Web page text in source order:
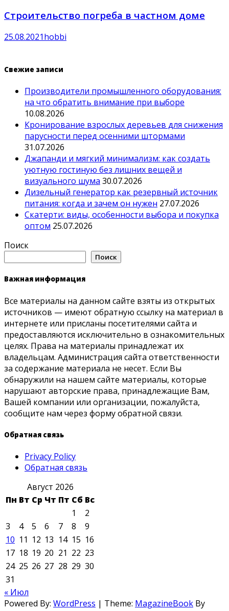
Строительство погреба в частном доме
25.08.2021hobbi
Свежие записи
Производители промышленного оборудования:
на что обратить внимание при выборе
10.08.2026
Кронирование взрослых деревьев для снижения
парусности перед осенними штормами
31.07.2026
Джапанди и мягкий минимализм: как создать
уютную гостиную без лишних вещей и
визуального шума 30.07.2026
Дизельный генератор как резервный источник
питания: когда и зачем он нужен 27.07.2026
Скатерти: виды, особенности выбора и покупка
оптом 25.07.2026
Поиск
Поиск
Важная информация
Все материалы на данном сайте взяты из открытых
источников — имеют обратную ссылку на материал в
интернете или присланы посетителями сайта и
предоставляются исключительно в ознакомительных
целях. Права на материалы принадлежат их
владельцам. Администрация сайта ответственности
за содержание материала не несет. Если Вы
обнаружили на нашем сайте материалы, которые
нарушают авторские права, принадлежащие Вам,
Вашей компании или организации, пожалуйста,
сообщите нам через форму обратной связи.
Обратная связь
Privacy Policy
Обратная связь
Август 2026
Пн Вт Ср Чт Пт Сб Вс
1
2
3
4 5 6 7 8
9
10 11 12 13 14 15 16
17 18 19 20 21 22 23
24 25 26 27 28 29 30
31
« Июл
Powered By: WordPress | Theme: MagazineBook By